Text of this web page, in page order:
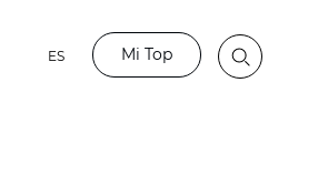
ES Mi Top